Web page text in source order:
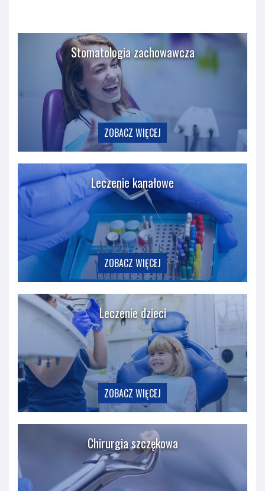
Stomatologia zachowawcza
ZOBACZ WIĘCEJ
Leczenie kanałowe
ZOBACZ WIĘCEJ
Leczenie dzieci
ZOBACZ WIĘCEJ
Chirurgia szczękowa